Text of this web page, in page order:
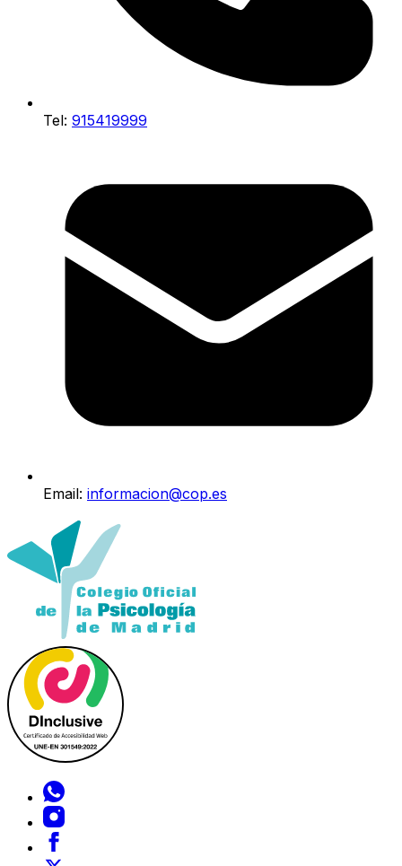
Tel: 915419999
Email: informacion@cop.es